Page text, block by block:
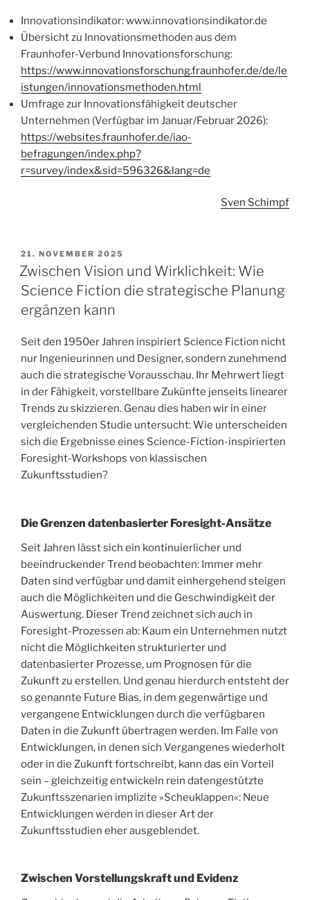
Innovationsindikator: www.innovationsindikator.de
Übersicht zu Innovationsmethoden aus dem
Fraunhofer-Verbund Innovationsforschung:
https://www.innovationsforschung.fraunhofer.de/de/le
istungen/innovationsmethoden.html
Umfrage zur Innovationsfähigkeit deutscher
Unternehmen (Verfügbar im Januar/Februar 2026):
https://websites.fraunhofer.de/iao-
befragungen/index.php?
r=survey/index&sid=596326&lang=de
Sven Schimpf
VERÖFFENTLICHT
AM
21. NOVEMBER 2025
Zwischen Vision und Wirklichkeit: Wie
Science Fiction die strategische Planung
ergänzen kann
Seit den 1950er Jahren inspiriert Science Fiction nicht
nur Ingenieurinnen und Designer, sondern zunehmend
auch die strategische Vorausschau. Ihr Mehrwert liegt
in der Fähigkeit, vorstellbare Zukünfte jenseits linearer
Trends zu skizzieren. Genau dies haben wir in einer
vergleichenden Studie untersucht: Wie unterscheiden
sich die Ergebnisse eines Science-Fiction-inspirierten
Foresight-Workshops von klassischen
Zukunftsstudien?
Die Grenzen datenbasierter Foresight-Ansätze
Seit Jahren lässt sich ein kontinuierlicher und
beeindruckender Trend beobachten: Immer mehr
Daten sind verfügbar und damit einhergehend steigen
auch die Möglichkeiten und die Geschwindigkeit der
Auswertung. Dieser Trend zeichnet sich auch in
Foresight-Prozessen ab: Kaum ein Unternehmen nutzt
nicht die Möglichkeiten strukturierter und
datenbasierter Prozesse, um Prognosen für die
Zukunft zu erstellen. Und genau hierdurch entsteht der
so genannte Future Bias, in dem gegenwärtige und
vergangene Entwicklungen durch die verfügbaren
Daten in die Zukunft übertragen werden. Im Falle von
Entwicklungen, in denen sich Vergangenes wiederholt
oder in die Zukunft fortschreibt, kann das ein Vorteil
sein – gleichzeitig entwickeln rein datengestützte
Zukunftsszenarien implizite »Scheuklappen«: Neue
Entwicklungen werden in dieser Art der
Zukunftsstudien eher ausgeblendet.
Zwischen Vorstellungskraft und Evidenz